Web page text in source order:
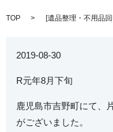
TOP [遺品整理・不用品
2019-08-30
R元年8月下旬
鹿児島市吉野町にて、
がございました。